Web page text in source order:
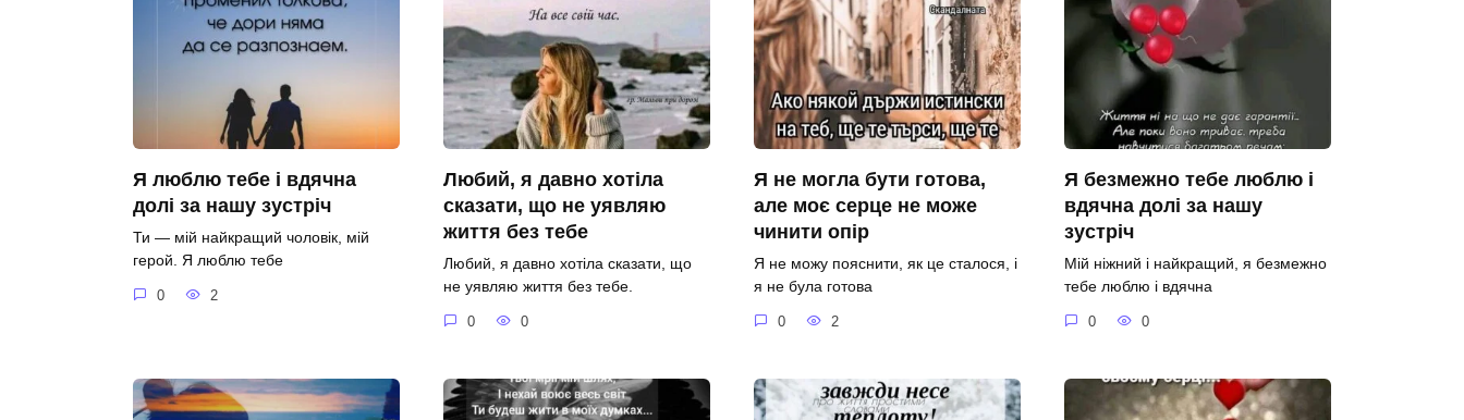
Я люблю тебе і вдячна
долі за нашу зустріч
Ти — мій найкращий чоловік, мій
герой. Я люблю тебе
0 2
Любий, я давно хотіла
сказати, що не уявляю
життя без тебе
Любий, я давно хотіла сказати, що
не уявляю життя без тебе.
0 0
Я не могла бути готова,
але моє серце не може
чинити опір
Я не можу пояснити, як це сталося, і
я не була готова
0 2
Я безмежно тебе люблю і
вдячна долі за нашу
зустріч
Мій ніжний і найкращий, я безмежно
тебе люблю і вдячна
0 0